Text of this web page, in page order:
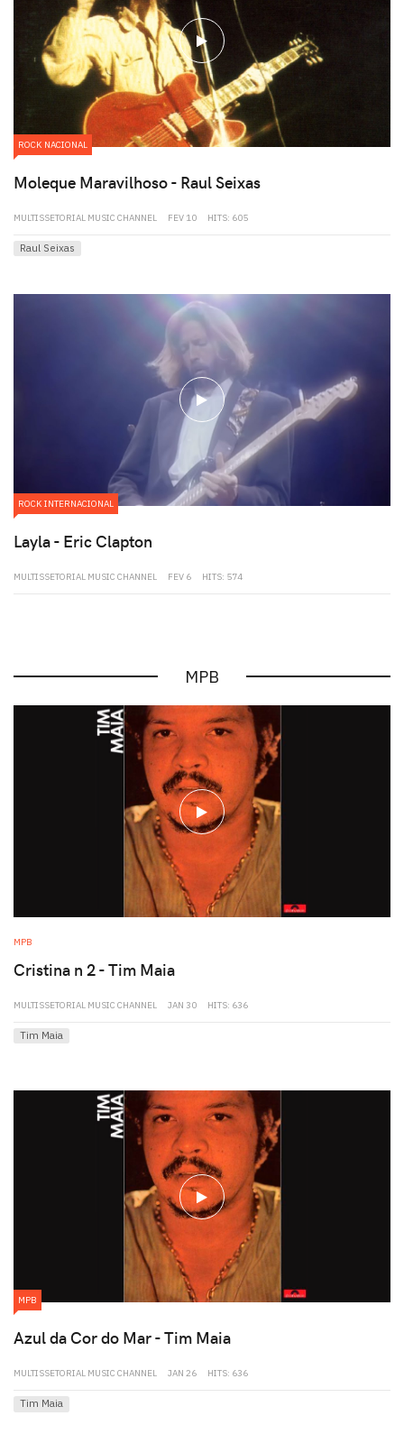
play
ROCK NACIONAL
Moleque Maravilhoso - Raul Seixas
MULTISSETORIAL MUSIC CHANNEL FEV 10 HITS: 605
Raul Seixas
play
ROCK INTERNACIONAL
Layla - Eric Clapton
MULTISSETORIAL MUSIC CHANNEL FEV 6 HITS: 574
MPB
play
MPB
Cristina n 2 - Tim Maia
MULTISSETORIAL MUSIC CHANNEL JAN 30 HITS: 636
Tim Maia
play
MPB
Azul da Cor do Mar - Tim Maia
MULTISSETORIAL MUSIC CHANNEL JAN 26 HITS: 636
Tim Maia